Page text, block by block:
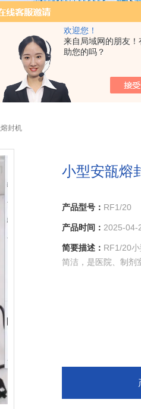
欢迎您！
来自局域网的朋友
助您的吗？
封机
小型安瓿熔
产品型号： RF1/20
产品时间： 2025-04-
简要描述： RF1/20
简洁，是医院、制剂